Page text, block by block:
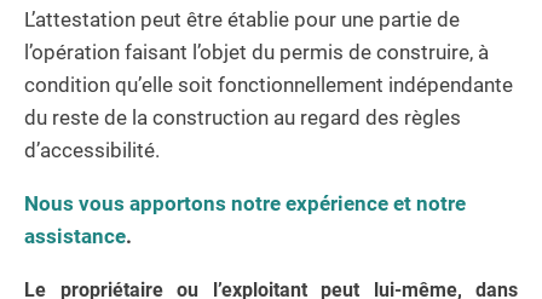
L’attestation peut être établie pour une partie de
l’opération faisant l’objet du permis de construire, à
condition qu’elle soit fonctionnellement indépendante
du reste de la construction au regard des règles
d’accessibilité.
Nous vous apportons notre expérience et notre
assistance.
Le propriétaire ou l’exploitant peut lui-même, dans